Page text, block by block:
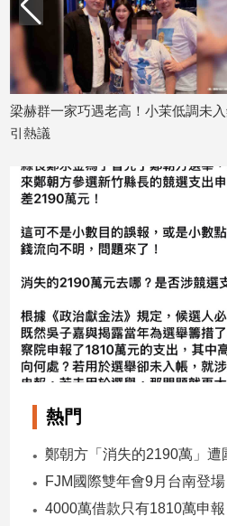
活
建
築/
內
設
計
旅
遊/
美
食
星
座/
命
理
消
健
子/
高！小茉低調未入鏡
才剛下計
熱門